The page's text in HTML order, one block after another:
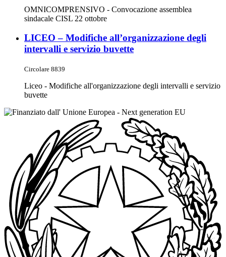
OMNICOMPRENSIVO - Convocazione assemblea
sindacale CISL 22 ottobre
LICEO – Modifiche all’organizzazione degli
intervalli e servizio buvette
Circolare 8839
Liceo - Modifiche all'organizzazione degli intervalli e servizio
buvette